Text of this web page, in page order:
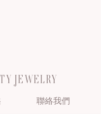
JEWELRY
聯絡我們